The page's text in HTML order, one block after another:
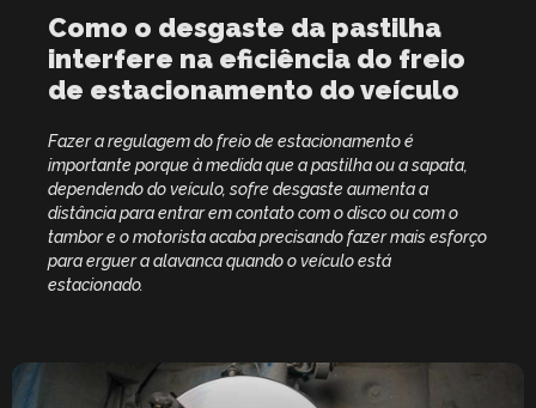
Como o desgaste da pastilha
interfere na eficiência do freio
de estacionamento do veículo
Fazer a regulagem do freio de estacionamento é
importante porque à medida que a pastilha ou a sapata,
dependendo do veículo, sofre desgaste aumenta a
distância para entrar em contato com o disco ou com o
tambor e o motorista acaba precisando fazer mais esforço
para erguer a alavanca quando o veículo está
estacionado.